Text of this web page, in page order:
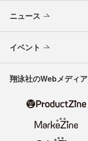
ニュース
イベント
翔泳社のWebメディア